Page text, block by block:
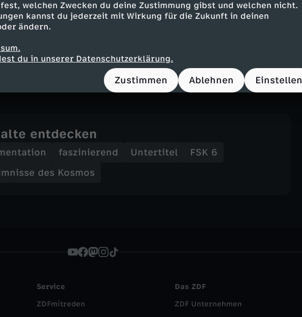
welchen Zwecken du deine Zustimmung gibst und welchen nicht.
kannst du jederzeit mit Wirkung für die Zukunft in deinen
ändern.
du in unserer Datenschutzerklärung.
Zustimmen Ablehnen Einstellen
Weltalls wirklich unendlich? Welche Naturgesetze
Forschende aus vielen Ländern sprechen über
diesen großen Fragen der Menschheit.
Welche Naturgesetze beherrschen unser Universum?
stellt die großen Fragen der Menschheit und will Licht
des Kosmos bringen.
entdecken
faszinierend Untertitel
FSK 6
des Kosmos
Service
ZDFmitreden
Das ZDF
ZDF Unternehmen